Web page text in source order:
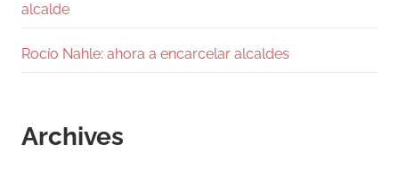
alcalde
Rocío Nahle: ahora a encarcelar alcaldes
Archives